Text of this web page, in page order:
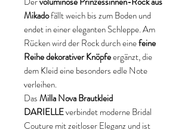
Mikadofällt weich bis zum Boden und
endet in einer eleganten Schleppe. Am
Rücken wird der Rock durch einefeine
Reihe dekorativer Knöpfeergänzt, die
dem Kleid eine besonders edle Note
verleihen.
DasMilla Nova Brautkleid
DARIELLEverbindet moderne Bridal
Couture mit zeitloser Eleganz und ist